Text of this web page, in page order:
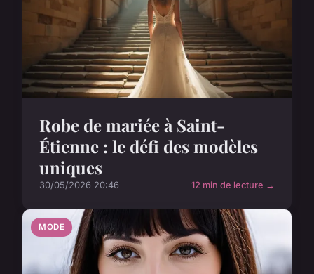
Robe de mariée à Saint-
Étienne : le défi des modèles
uniques
30/05/2026 20:46 12 min de lecture →
MODE